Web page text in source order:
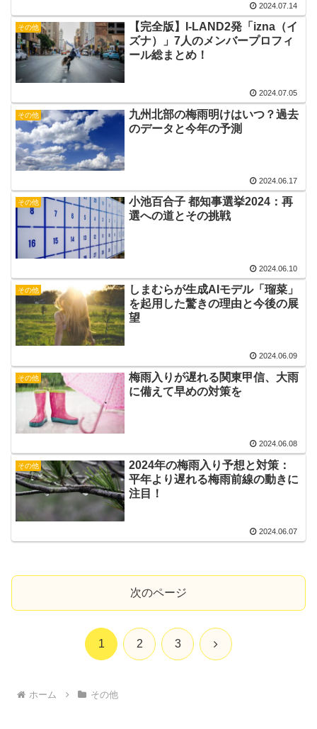
2024.07.14
その他
【完全版】I-LAND2発「izna（イ
ズナ）」7人のメンバープロフィ
ール総まとめ！
2024.07.05
その他
九州北部の梅雨明けはいつ？過去
のデータと今年の予測
2024.06.17
その他
小池百合子 都知事選挙2024：再
選への道とその挑戦
2024.06.10
その他
しまむらが生成AIモデル「瑠菜」
を起用した驚きの理由と今後の展
望
2024.06.09
その他
梅雨入りが遅れる関東甲信、大雨
に備えて早めの対策を
2024.06.08
その他
2024年の梅雨入り予想と対策：
平年より遅れる梅雨前線の動きに
注目！
2024.06.07
次のページ
1 2 3 次
ホーム その他